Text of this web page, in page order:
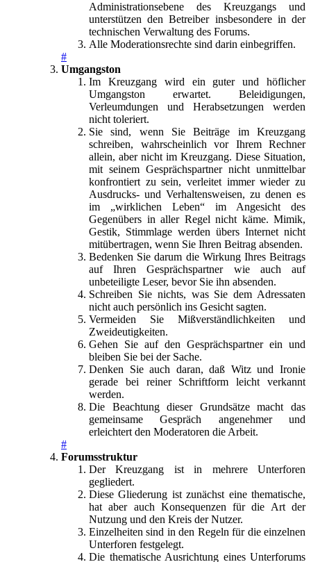
Administrationsebene des Kreuzgangs und
unterstützen den Betreiber insbesondere in der
technischen Verwaltung des Forums.
Alle Moderationsrechte sind darin einbegriffen.
#
Umgangston
Im Kreuzgang wird ein guter und höflicher
Umgangston erwartet. Beleidigungen,
Verleumdungen und Herabsetzungen werden
nicht toleriert.
Sie sind, wenn Sie Beiträge im Kreuzgang
schreiben, wahrscheinlich vor Ihrem Rechner
allein, aber nicht im Kreuzgang. Diese Situation,
mit seinem Gesprächspartner nicht unmittelbar
konfrontiert zu sein, verleitet immer wieder zu
Ausdrucks- und Verhaltensweisen, zu denen es
im „wirklichen Leben“ im Angesicht des
Gegenübers in aller Regel nicht käme. Mimik,
Gestik, Stimmlage werden übers Internet nicht
mitübertragen, wenn Sie Ihren Beitrag absenden.
Bedenken Sie darum die Wirkung Ihres Beitrags
auf Ihren Gesprächspartner wie auch auf
unbeteiligte Leser, bevor Sie ihn absenden.
Schreiben Sie nichts, was Sie dem Adressaten
nicht auch persönlich ins Gesicht sagten.
Vermeiden Sie Mißverständlichkeiten und
Zweideutigkeiten.
Gehen Sie auf den Gesprächspartner ein und
bleiben Sie bei der Sache.
Denken Sie auch daran, daß Witz und Ironie
gerade bei reiner Schriftform leicht verkannt
werden.
Die Beachtung dieser Grundsätze macht das
gemeinsame Gespräch angenehmer und
erleichtert den Moderatoren die Arbeit.
#
Forumsstruktur
Der Kreuzgang ist in mehrere Unterforen
gegliedert.
Diese Gliederung ist zunächst eine thematische,
hat aber auch Konsequenzen für die Art der
Nutzung und den Kreis der Nutzer.
Einzelheiten sind in den Regeln für die einzelnen
Unterforen festgelegt.
Die thematische Ausrichtung eines Unterforums